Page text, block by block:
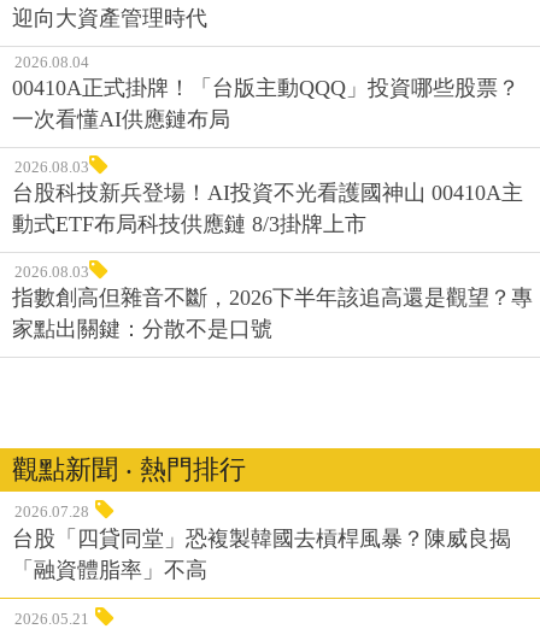
迎向大資產管理時代
2026.08.04
00410A正式掛牌！「台版主動QQQ」投資哪些股票？
一次看懂AI供應鏈布局
2026.08.03
台股科技新兵登場！AI投資不光看護國神山 00410A主
動式ETF布局科技供應鏈 8/3掛牌上市
2026.08.03
指數創高但雜音不斷，2026下半年該追高還是觀望？專
家點出關鍵：分散不是口號
觀點新聞 ‧ 熱門排行
2026.07.28
台股「四貸同堂」恐複製韓國去槓桿風暴？陳威良揭
「融資體脂率」不高
2026.05.21